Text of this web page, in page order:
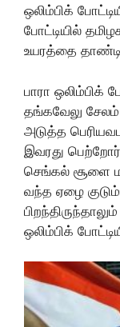
ஒலிம்பிக்
போட்டியில்
உயரத்தை
பாரா ஒலிம்பிக்
தங்கவேலு
அடுத்த
இவரது
செங்கல் சூளை
வந்த ஏழை
ஒலிம்பிக்